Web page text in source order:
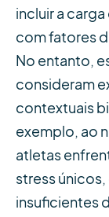
incluir a
com fatores
No entanto,
consideram
contextuais
exemplo, ao
atletas
stress
insuficientes